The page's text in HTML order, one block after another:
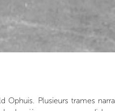
Ophuis. Plusieurs trames